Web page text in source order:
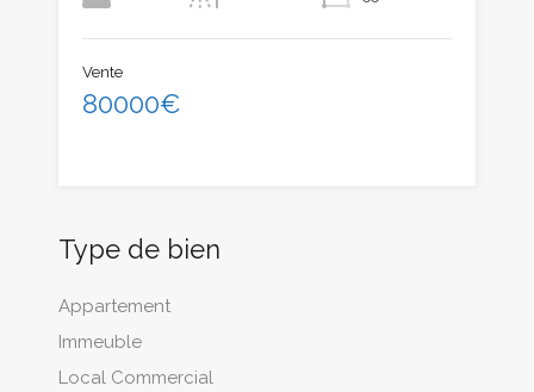
Vente
80000€
Type de bien
Appartement
Immeuble
Local Commercial